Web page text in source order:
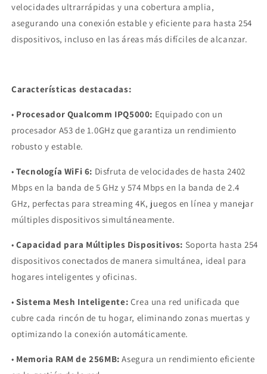
velocidades ultrarrápidas y una cobertura amplia,
asegurando una conexión estable y eficiente para hasta 254
dispositivos, incluso en las áreas más difíciles de alcanzar.
Características destacadas:
• Procesador Qualcomm IPQ5000: Equipado con un
procesador A53 de 1.0GHz que garantiza un rendimiento
robusto y estable.
• Tecnología WiFi 6: Disfruta de velocidades de hasta 2402
Mbps en la banda de 5 GHz y 574 Mbps en la banda de 2.4
GHz, perfectas para streaming 4K, juegos en línea y manejar
múltiples dispositivos simultáneamente.
• Capacidad para Múltiples Dispositivos: Soporta hasta 254
dispositivos conectados de manera simultánea, ideal para
hogares inteligentes y oficinas.
• Sistema Mesh Inteligente: Crea una red unificada que
cubre cada rincón de tu hogar, eliminando zonas muertas y
optimizando la conexión automáticamente.
• Memoria RAM de 256MB: Asegura un rendimiento eficiente